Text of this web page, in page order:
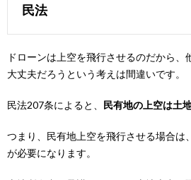
民法
ドローンは上空を飛行させるのだから
大丈夫だろうという考えは間違いです。
民法207条によると、 民有地の上空は土
つまり、民有地上空を飛行させる場合は
が必要になります。